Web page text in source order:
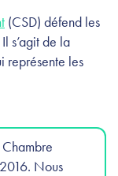
(CSD) défend les
s’agit de la
représente les
Nous